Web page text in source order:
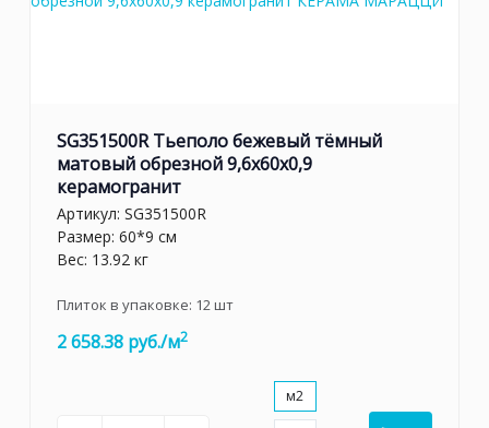
SG351500R Тьеполо бежевый тёмный
матовый обрезной 9,6x60x0,9
керамогранит
Артикул: SG351500R
Размер: 60*9 см
Вес: 13.92 кг
Плиток в упаковке: 12шт
2 658.38 руб./м2
м2